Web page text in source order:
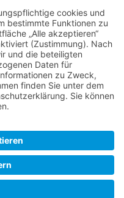
inkl. Versandkosten
Kundeninformationen